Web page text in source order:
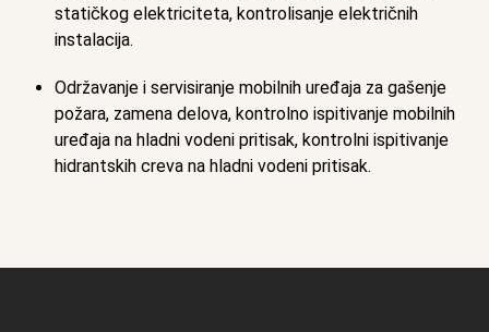
statičkog elektriciteta, kontrolisanje električnih
instalacija.
Održavanje i servisiranje mobilnih uređaja za gašenje
požara, zamena delova, kontrolno ispitivanje mobilnih
uređaja na hladni vodeni pritisak, kontrolni ispitivanje
hidrantskih creva na hladni vodeni pritisak.